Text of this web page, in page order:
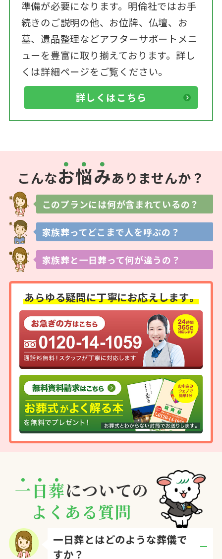
準備が必要になります。明倫社ではお手
続きのご説明の他、お位牌、仏壇、お
墓、遺品整理などアフターサポートメニ
ューを豊富に取り揃えております。詳し
くは詳細ページをご覧ください。
詳しくはこちら
こんなお悩みありませんか？
このプランには何が含まれているの？
家族葬ってどこまで人を呼ぶの？
家族葬と一日葬って何が違うの？
あらゆる疑問に丁寧にお応えします。
一日葬についての
よくある質問
一日葬とはどのような葬儀で
すか？